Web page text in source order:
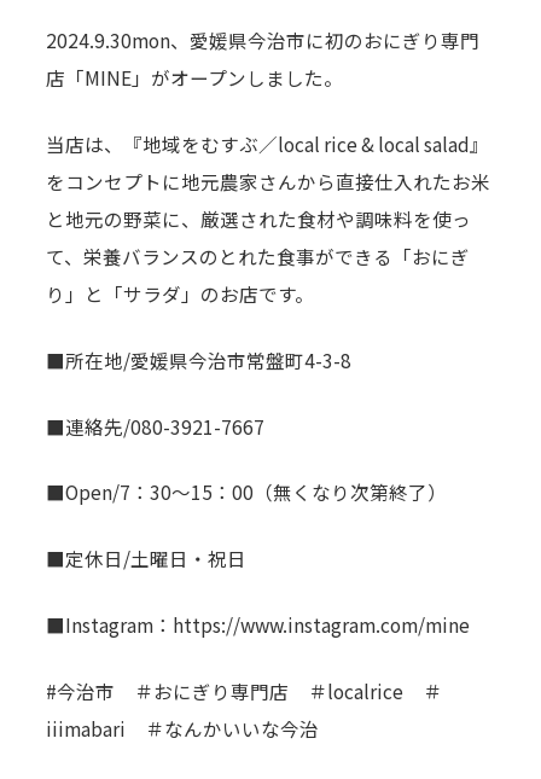
お知らせ
お問い合わせ
2024.9.30mon、愛媛県今治市に初のおにぎり専門
店「MINE」がオープンしました。
当店は、『地域をむすぶ／local rice & local salad』
をコンセプトに地元農家さんから直接仕入れたお米
と地元の野菜に、厳選された食材や調味料を使っ
て、栄養バランスのとれた食事ができる「おにぎ
り」と「サラダ」のお店です。
■所在地/愛媛県今治市常盤町4-3-8
■連絡先/080-3921-7667
■Open/7：30～15：00（無くなり次第終了）
■定休日/土曜日・祝日
■Instagram：https://www.instagram.com/mine
#今治市 ＃おにぎり専門店 ＃localrice ＃
iiimabari ＃なんかいいな今治